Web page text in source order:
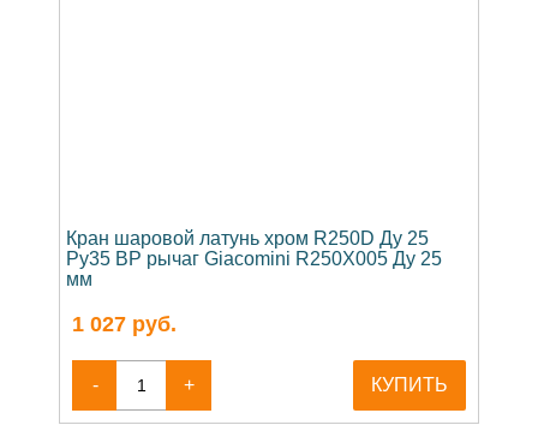
Кран шаровой латунь хром R250D Ду 25
Ру35 ВР рычаг Giacomini R250X005 Ду 25
мм
1 027 руб.
- + КУПИТЬ